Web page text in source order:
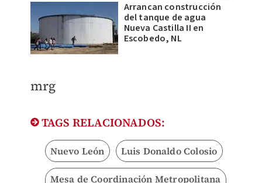
Arrancan construcción
del tanque de agua
Nueva Castilla II en
Escobedo, NL
mrg
TAGS RELACIONADOS:
Nuevo León Luis Donaldo Colosio
Mesa de Coordinación Metropolitana